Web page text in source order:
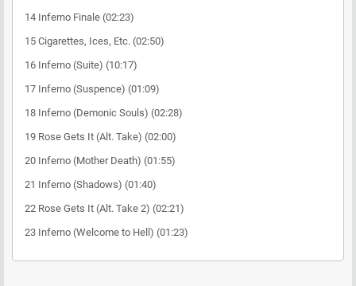
14 Inferno Finale (02:23)
15 Cigarettes, Ices, Etc. (02:50)
16 Inferno (Suite) (10:17)
17 Inferno (Suspence) (01:09)
18 Inferno (Demonic Souls) (02:28)
19 Rose Gets It (Alt. Take) (02:00)
20 Inferno (Mother Death) (01:55)
21 Inferno (Shadows) (01:40)
22 Rose Gets It (Alt. Take 2) (02:21)
23 Inferno (Welcome to Hell) (01:23)